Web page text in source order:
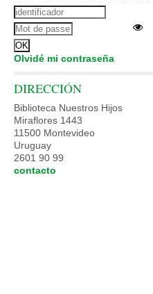
Olvidé mi contraseña
DIRECCIÓN
Biblioteca Nuestros Hijos
Miraflores 1443
11500 Montevideo
Uruguay
2601 90 99
contacto